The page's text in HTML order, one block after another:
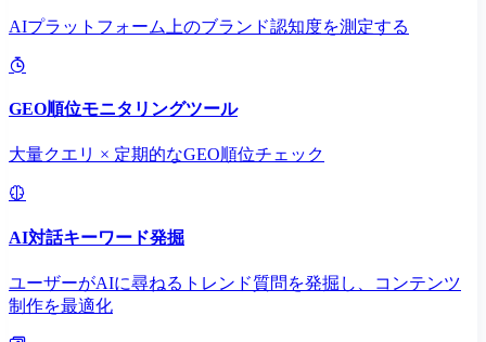
AIプラットフォーム上のブランド認知度を測定する
GEO順位モニタリングツール
大量クエリ × 定期的なGEO順位チェック
AI対話キーワード発掘
ユーザーがAIに尋ねるトレンド質問を発掘し、コンテンツ
制作を最適化